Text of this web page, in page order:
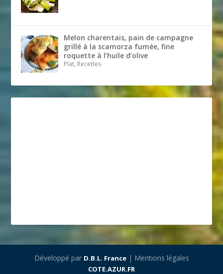
Melon charentais, pain de campagne
grillé à la scamorza fumée, fine
roquette à l’huile d’olive
Plat, Recettes
Développé par D.B.L. France| Mentions légales
COTE.AZUR.FR